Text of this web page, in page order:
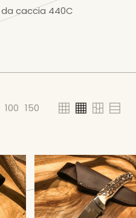
caccia 440C
100 150